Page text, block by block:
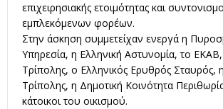
επιχειρησιακής ετοιμότητας και
εμπλεκόμενων φορέων.
Στην άσκηση συμμετείχαν ενεργά η
Υπηρεσία, η Ελληνική Αστυνομία, το
Τρίπολης, ο Ελληνικός Ερυθρός Σταυρός,
Τρίπολης, η Δημοτική Κοινότητα
κάτοικοι του οικισμού.